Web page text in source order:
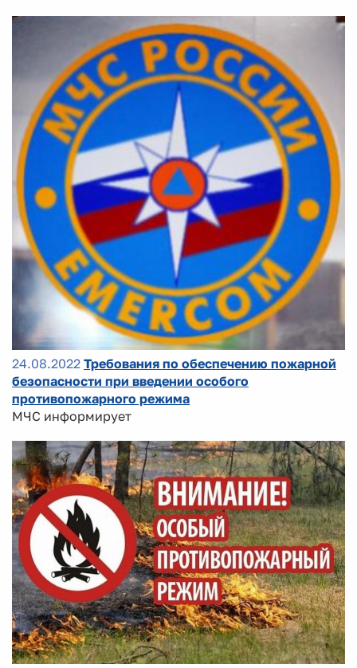
24.08.2022 Требования по обеспечению пожарной
безопасности при введении особого
противопожарного режима
МЧС информирует